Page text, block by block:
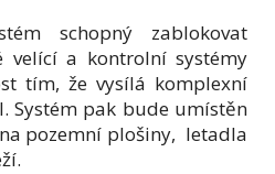
schopný zablokovat
velící a kontrolní systémy
tím, že vysílá komplexní
Systém pak bude umístěn
pozemní plošiny, letadla